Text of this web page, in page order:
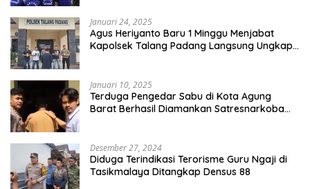
Januari 24, 2025
Agus Heriyanto Baru 1 Minggu Menjabat
Kapolsek Talang Padang Langsung Ungkap
Januari 10, 2025
Terduga Pengedar Sabu di Kota Agung
Barat Berhasil Diamankan Satresnarkoba
Desember 27, 2024
Diduga Terindikasi Terorisme Guru Ngaji di
Tasikmalaya Ditangkap Densus 88